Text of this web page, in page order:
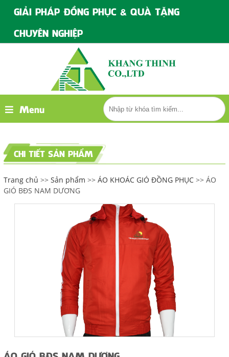
GIẢI PHÁP ĐỒNG PHỤC & QUÀ TẶNG
CHUYÊN NGHIỆP
Menu
CHI TIẾT SẢN PHẨM
Trang chủ >> Sản phẩm >> ÁO KHOÁC GIÓ ĐỒNG PHỤC>> ÁO
GIÓ BĐS NAM DƯƠNG